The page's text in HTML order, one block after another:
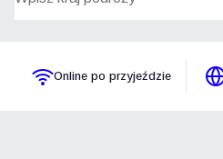
Online po przyjeździe